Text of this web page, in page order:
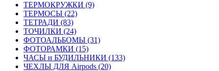
ТЕРМОКРУЖКИ (9)
ТЕРМОСЫ (22)
ТЕТРАДИ (83)
ТОЧИЛКИ (24)
ФОТОАЛЬБОМЫ (31)
ФОТОРАМКИ (15)
ЧАСЫ и БУДИЛЬНИКИ (133)
ЧЕХЛЫ ДЛЯ Airpods (20)